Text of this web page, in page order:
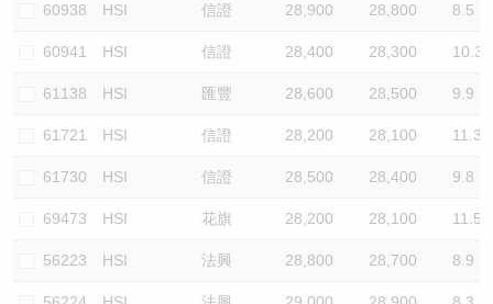
60938 HSI 信證 28,900 28,800 8.5
60941 HSI 信證 28,400 28,300 10.3
61138 HSI 匯豐 28,600 28,500 9.9
61721 HSI 信證 28,200 28,100 11.3
61730 HSI 信證 28,500 28,400 9.8
69473 HSI 花旗 28,200 28,100 11.5
56223 HSI 法興 28,800 28,700 8.9